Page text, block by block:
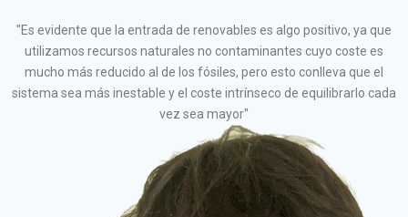
"Es evidente que la entrada de renovables es algo positivo, ya que
utilizamos recursos naturales no contaminantes cuyo coste es
mucho más reducido al de los fósiles, pero esto conlleva que el
sistema sea más inestable y el coste intrínseco de equilibrarlo cada
vez sea mayor"